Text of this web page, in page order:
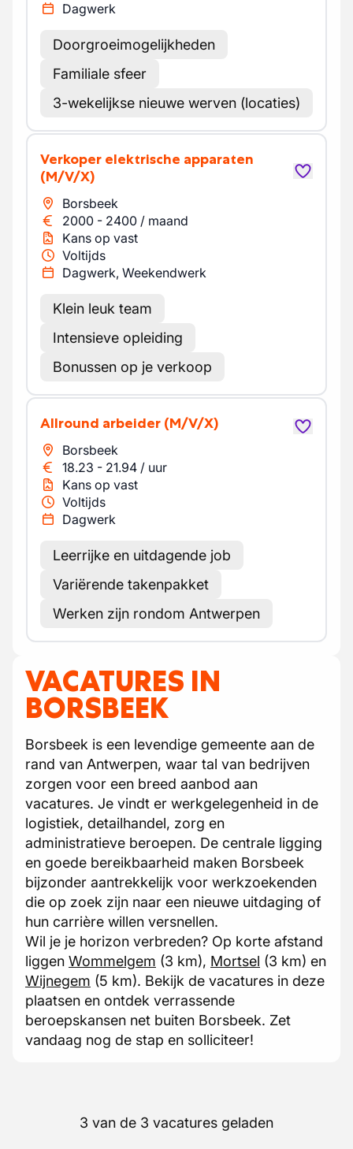
Dagwerk
Doorgroeimogelijkheden
Familiale sfeer
3-wekelijkse nieuwe werven (locaties)
Verkoper elektrische apparaten
(M/V/X)
Borsbeek
2000 - 2400 / maand
Kans op vast
Voltijds
Dagwerk, Weekendwerk
Klein leuk team
Intensieve opleiding
Bonussen op je verkoop
Allround arbeider (M/V/X)
Borsbeek
18.23 - 21.94 / uur
Kans op vast
Voltijds
Dagwerk
Leerrijke en uitdagende job
Variërende takenpakket
Werken zijn rondom Antwerpen
VACATURES IN
BORSBEEK
Borsbeek is een levendige gemeente aan de
rand van Antwerpen, waar tal van bedrijven
zorgen voor een breed aanbod aan
vacatures. Je vindt er werkgelegenheid in de
logistiek, detailhandel, zorg en
administratieve beroepen. De centrale ligging
en goede bereikbaarheid maken Borsbeek
bijzonder aantrekkelijk voor werkzoekenden
die op zoek zijn naar een nieuwe uitdaging of
hun carrière willen versnellen.
Wil je je horizon verbreden? Op korte afstand
liggen Wommelgem (3 km), Mortsel (3 km) en
Wijnegem (5 km). Bekijk de vacatures in deze
plaatsen en ontdek verrassende
beroepskansen net buiten Borsbeek. Zet
vandaag nog de stap en solliciteer!
3 van de 3 vacatures geladen